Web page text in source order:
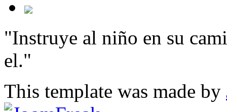
"Instruye al niño en su
el."
This template was made by